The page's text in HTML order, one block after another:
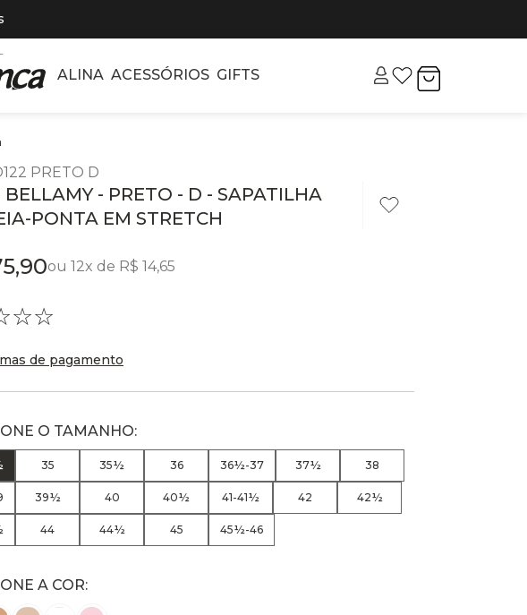
ALINA ACESSÓRIOS GIFTS
PRETO D
BELLAMY - PRETO - D - SAPATILHA
PONTA EM STRETCH
,90ou 12x de R$ 14,65
☆☆
de pagamento
35 35½ 36 36½-37 37½ 38
39½ 40 40½ 41-41½ 42 42½
44 44½ 45 45½-46
A COR: